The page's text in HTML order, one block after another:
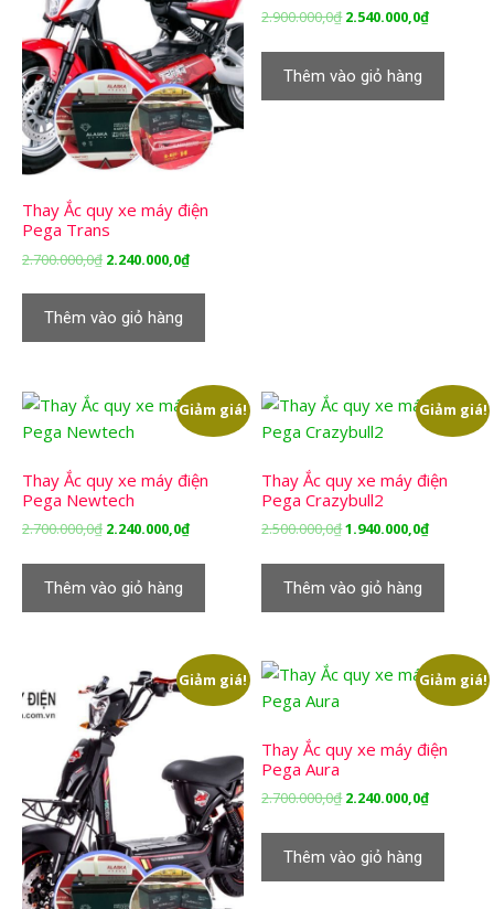
Thay Ắc quy xe máy điện
Pega Trans
2.700.000,0₫ Giá
2.700.000,0₫.
2.240.000,0₫Giá
2.240.000,0₫.
Thêm vào giỏ hàng
2.900.000,0₫ Giá
2.900.000,0₫.
2.540.000,0₫Giá
Thêm vào giỏ hàng
Giảm giá!
Thay Ắc quy xe máy điện
Pega Newtech
2.700.000,0₫ Giá
2.700.000,0₫.
2.240.000,0₫Giá
2.240.000,0₫.
Thêm vào giỏ hàng
Giảm giá!
Thay Ắc quy xe máy điện
Pega Crazybull2
2.500.000,0₫Giá
2.500.000,0₫.
1.940.000,0₫Giá
Thêm vào giỏ hàng
Giảm giá! Giảm giá!
Thay Ắc quy xe máy điện
Pega Aura
2.700.000,0₫ Giá
2.700.000,0₫.
2.240.000,0₫Giá
Thêm vào giỏ hàng